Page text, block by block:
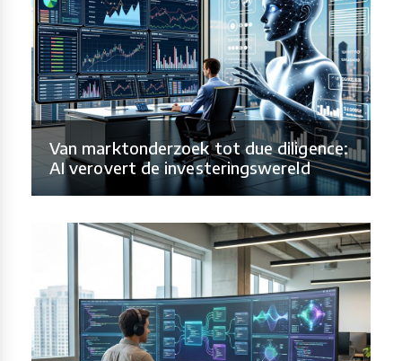
Van marktonderzoek tot due diligence:
AI verovert de investeringswereld